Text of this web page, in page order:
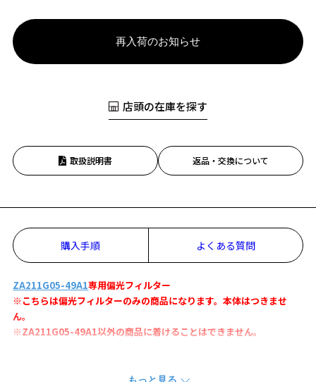
再入荷のお知らせ
店頭の在庫を探す
取扱説明書 返品・交換について
購入手順 よくある質問
ZA211G05-49A1専用偏光フィルター
※こちらは偏光フィルターのみの商品になります。本体はつきませ
ん。
※ZA211G05-49A1以外の商品に着けることはできません。